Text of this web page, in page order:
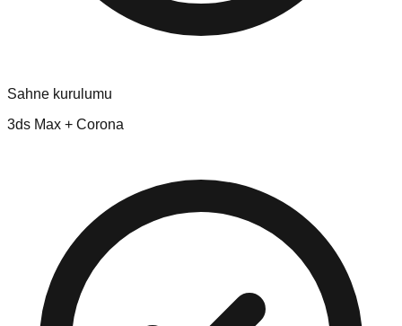
Sahne kurulumu
3ds Max + Corona